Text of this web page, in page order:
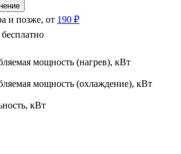
и позже, от 190 ₽
мощность (нагрев), кВт
мощность (охлаждение), кВт
кВт